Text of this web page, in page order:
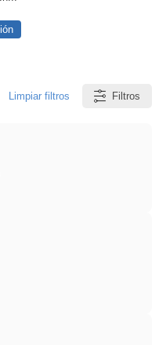
Limpiar filtros Filtros